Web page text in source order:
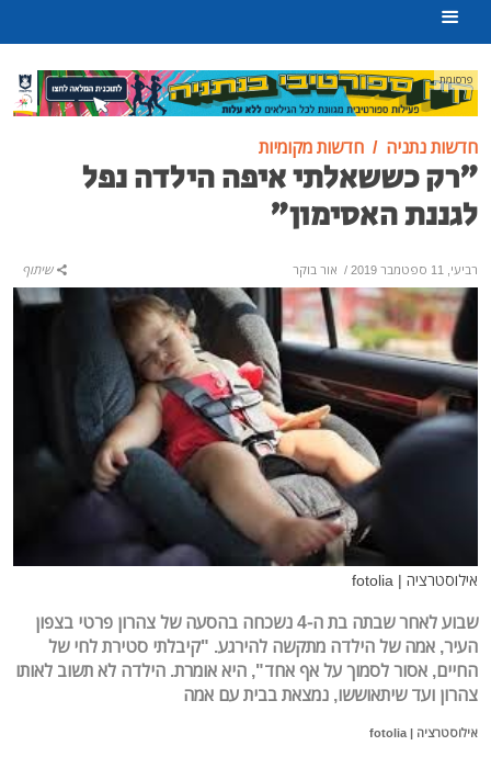
פרסומת
חדשות נתניה חדשות מקומיות
"רק כששאלתי איפה הילדה נפל
לגננת האסימון"
רביעי, 11 ספטמבר 2019 / אור בוקר שיתוף
אילוסטרציה | fotolia
שבוע לאחר שבתה בת ה-4 נשכחה בהסעה של צהרון פרטי בצפון
העיר, אמה של הילדה מתקשה להירגע. "קיבלתי סטירת לחי של
החיים, אסור לסמוך על אף אחד", היא אומרת. הילדה לא תשוב לאותו
צהרון ועד שיתאוששו, נמצאת בבית עם אמה
אילוסטרציה | fotolia